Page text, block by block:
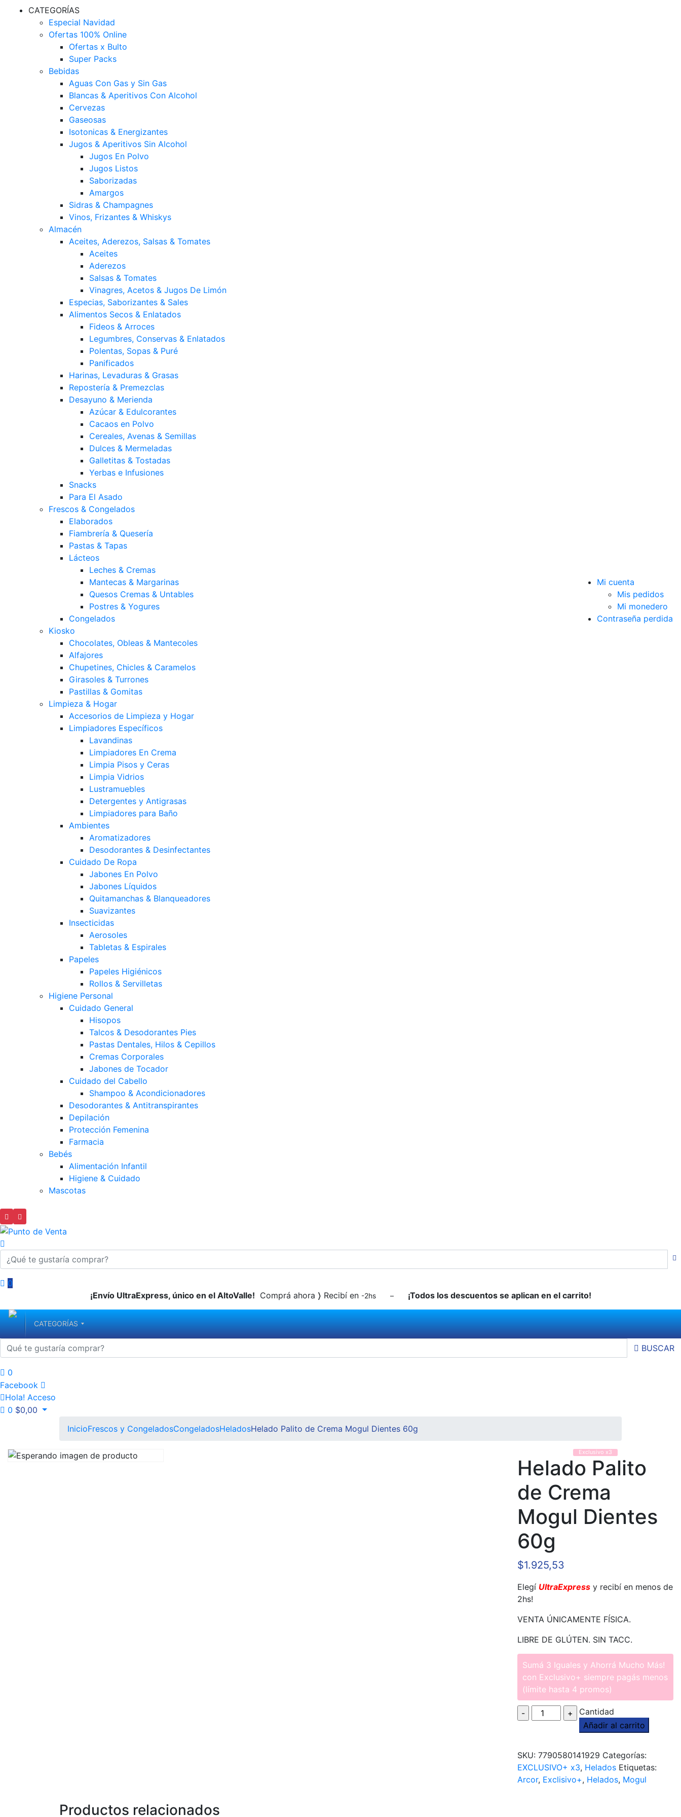
CATEGORÍAS
Especial Navidad
Ofertas 100% Online
Ofertas x Bulto
Super Packs
Bebidas
Aguas Con Gas y Sin Gas
Blancas & Aperitivos Con Alcohol
Cervezas
Gaseosas
Isotonicas & Energizantes
Jugos & Aperitivos Sin Alcohol
Jugos En Polvo
Jugos Listos
Saborizadas
Amargos
Sidras & Champagnes
Vinos, Frizantes & Whiskys
Almacén
Aceites, Aderezos, Salsas & Tomates
Aceites
Aderezos
Salsas & Tomates
Vinagres, Acetos & Jugos De Limón
Especias, Saborizantes & Sales
Alimentos Secos & Enlatados
Fideos & Arroces
Legumbres, Conservas & Enlatados
Polentas, Sopas & Puré
Panificados
Harinas, Levaduras & Grasas
Repostería & Premezclas
Desayuno & Merienda
Azúcar & Edulcorantes
Cacaos en Polvo
Cereales, Avenas & Semillas
Dulces & Mermeladas
Galletitas & Tostadas
Yerbas e Infusiones
Snacks
Para El Asado
Frescos & Congelados
Elaborados
Fiambrería & Quesería
Pastas & Tapas
Lácteos
Leches & Cremas
Mantecas & Margarinas
Quesos Cremas & Untables
Postres & Yogures
Congelados
Kiosko
Chocolates, Obleas & Mantecoles
Alfajores
Chupetines, Chicles & Caramelos
Girasoles & Turrones
Pastillas & Gomitas
Limpieza & Hogar
Accesorios de Limpieza y Hogar
Limpiadores Específicos
Lavandinas
Limpiadores En Crema
Limpia Pisos y Ceras
Limpia Vidrios
Lustramuebles
Detergentes y Antigrasas
Limpiadores para Baño
Ambientes
Aromatizadores
Desodorantes & Desinfectantes
Cuidado De Ropa
Jabones En Polvo
Jabones Líquidos
Quitamanchas & Blanqueadores
Suavizantes
Insecticidas
Aerosoles
Tabletas & Espirales
Papeles
Papeles Higiénicos
Rollos & Servilletas
Higiene Personal
Cuidado General
Hisopos
Talcos & Desodorantes Pies
Pastas Dentales, Hilos & Cepillos
Cremas Corporales
Jabones de Tocador
Cuidado del Cabello
Shampoo & Acondicionadores
Desodorantes & Antitranspirantes
Depilación
Protección Femenina
Farmacia
Bebés
Alimentación Infantil
Higiene & Cuidado
Mascotas
Mi cuenta
Mis pedidos
Mi monedero
Contraseña perdida
0
¡Envío UltraExpress, único en el AltoValle! Comprá ahora 〉 Recibí en -2hs – ¡Todos los descuentos se aplican en el carrito!
CATEGORÍAS
BUSCAR
0
Facebook
Hola! Acceso
0 $0,00
InicioFrescos y CongeladosCongeladosHeladosHelado Palito de Crema Mogul Dientes 60g
Exclusivo x3
Helado Palito
de Crema
Mogul Dientes
60g
$1.925,53
Elegí UltraExpress y recibí en menos de
2hs!
VENTA ÚNICAMENTE FÍSICA.
LIBRE DE GLÚTEN. SIN TACC.
Sumá 3 Iguales y Ahorrá Mucho Más!
con Exclusivo+ siempre pagás menos
(límite hasta 4 promos)
Cantidad
Cantidad
Añadir al carrito
SKU: 7790580141929 Categorías:
EXCLUSIVO+ x3, Helados Etiquetas:
Arcor, Exclisivo+, Helados, Mogul
Productos relacionados